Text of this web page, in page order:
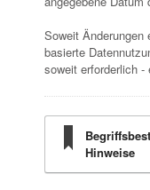
Soweit Änderungen
basierte
soweit erforderlich -
Hinweise